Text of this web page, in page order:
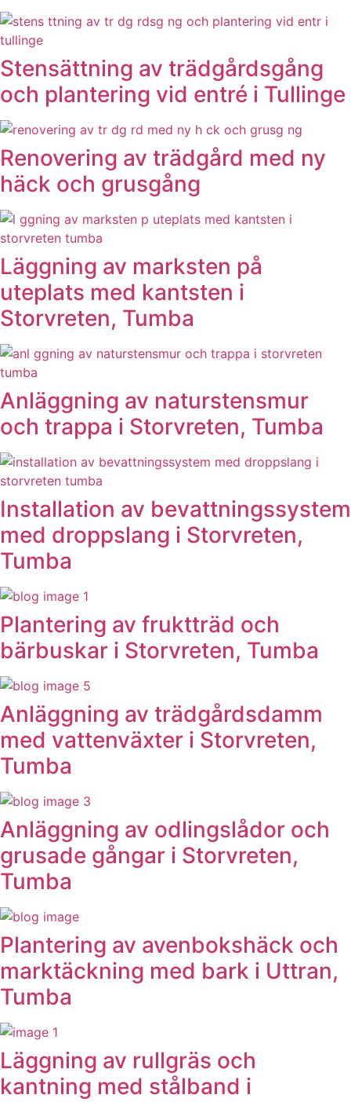
Stensättning av trädgårdsgång
och plantering vid entré i Tullinge
Renovering av trädgård med ny
häck och grusgång
Läggning av marksten på
uteplats med kantsten i
Storvreten, Tumba
Anläggning av naturstensmur
och trappa i Storvreten, Tumba
Installation av bevattningssystem
med droppslang i Storvreten,
Tumba
Plantering av fruktträd och
bärbuskar i Storvreten, Tumba
Anläggning av trädgårdsdamm
med vattenväxter i Storvreten,
Tumba
Anläggning av odlingslådor och
grusade gångar i Storvreten,
Tumba
Plantering av avenbokshäck och
marktäckning med bark i Uttran,
Tumba
Läggning av rullgräs och
kantning med stålband i